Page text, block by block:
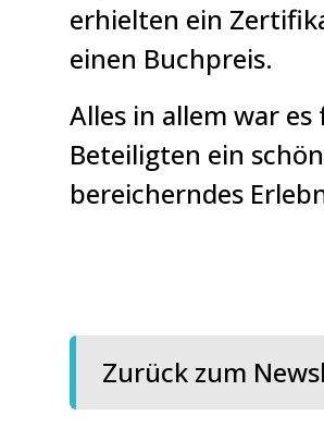
erhielten ein
einen Buchpreis.
Alles in allem war es
Beteiligten ein
bereicherndes
Zurück zum